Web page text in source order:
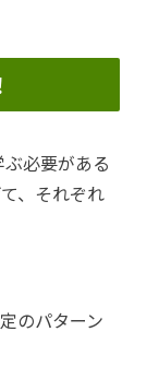
必要がある
、それぞれ
のパターン